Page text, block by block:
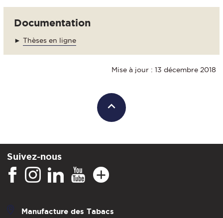
Documentation
► Thèses en ligne
Mise à jour : 13 décembre 2018
Suivez-nous
Manufacture des Tabacs